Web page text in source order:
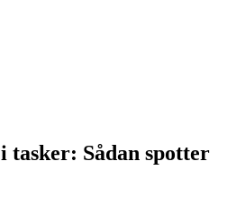
Sådan spotter